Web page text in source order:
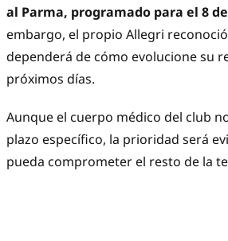
al Parma, programado para el 8
embargo, el propio Allegri
dependerá de cómo evolucione su
próximos días.
Aunque el cuerpo médico del club
plazo específico, la prioridad será
pueda comprometer el resto de la